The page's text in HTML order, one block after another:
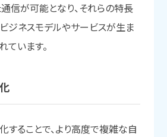
信が可能となり、それらの特長
ジネスモデルやサービスが生ま
ています。
することで、より高度で複雑な自